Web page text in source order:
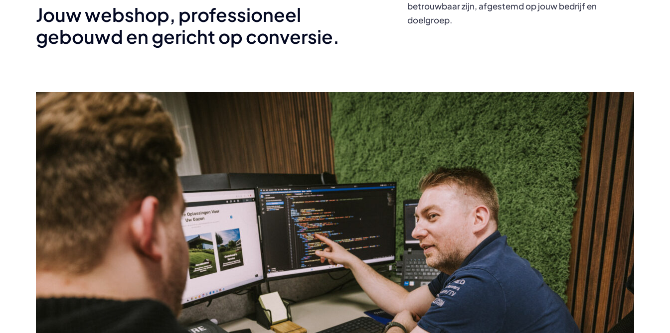
Jouw webshop, professioneel
gebouwd en gericht op conversie.
betrouwbaar zijn, afgestemd op jouw bedrijf en
doelgroep.